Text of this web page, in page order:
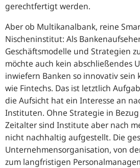
gerechtfertigt werden.
Aber ob Multikanalbank, reine
Nischeninstitut: Als
Geschäftsmodelle und Strategien
möchte auch kein abschließendes
inwiefern Banken so innovativ sein
wie Fintechs. Das ist letztlich
die Aufsicht hat ein Interesse an
Instituten. Ohne Strategie in
Zeitalter sind Institute aber nach
nicht nachhaltig aufgestellt. Die
Unternehmensorganisation, von
zum langfristigen